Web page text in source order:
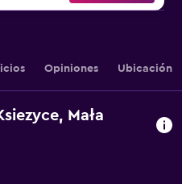
Opiniones Ubicación
Mała